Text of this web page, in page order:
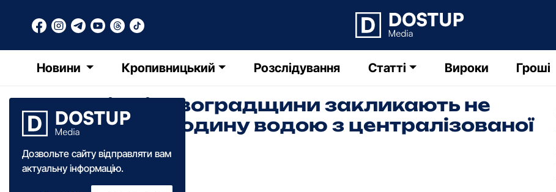
Новини Кропивницький Розслідування Статті Вироки Гроші
Дозвольте сайту відправляти вам
актуальну інформацію.
Жителів Кіровоградщини закликають не
поливати городину водою з централізованої
мережі